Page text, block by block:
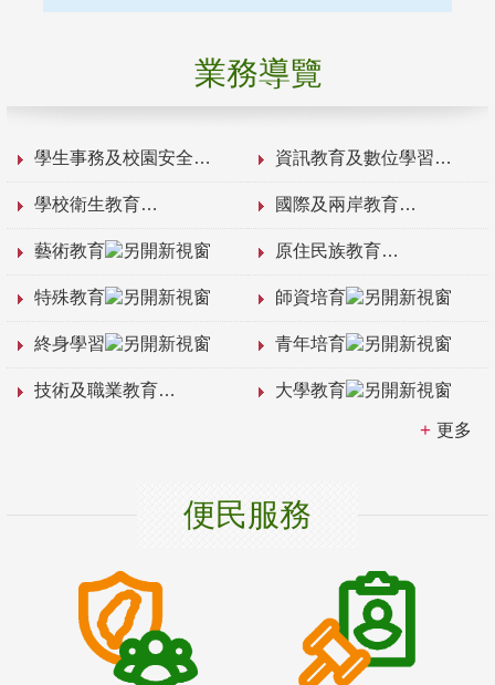
業務導覽
學生事務及校園安全 資訊教育及數位學習
學校衛生教育 國際及兩岸教育
藝術教育 原住民族教育
特殊教育 師資培育
終身學習 青年培育
技術及職業教育 大學教育
更多
便民服務